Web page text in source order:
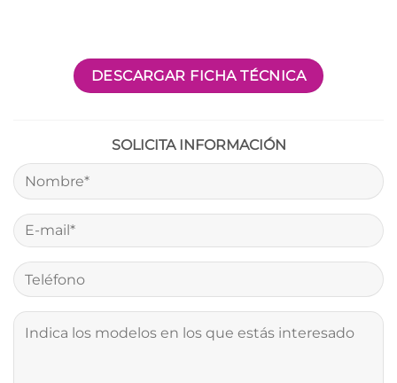
DESCARGAR FICHA TÉCNICA
SOLICITA INFORMACIÓN